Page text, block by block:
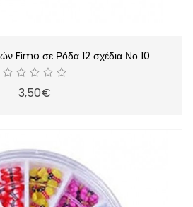
Fimo σε Ρόδα 12 σχέδια Νο 10
3,50€